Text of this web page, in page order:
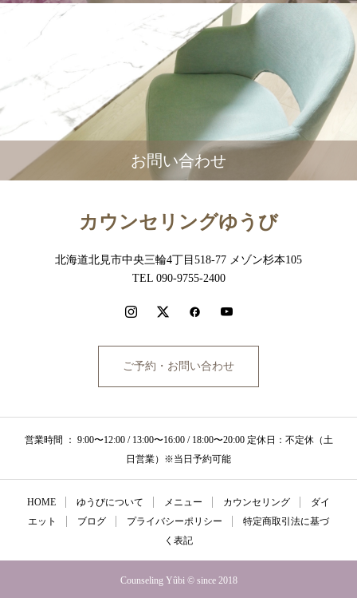
お問い合わせ
カウンセリングゆうび
北海道北見市中央三輪4丁目518-77 メゾン杉本105
TEL 090-9755-2400
ご予約・お問い合わせ
営業時間 ： 9:00〜12:00 / 13:00〜16:00 / 18:00〜20:00 定休日：不定休（土
日営業）※当日予約可能
HOME ゆうびについて メニュー カウンセリング
ダイ
エット
ブログ プライバシーポリシー
特定商取引法に基づ
く表記
Counseling Yûbi © since 2018